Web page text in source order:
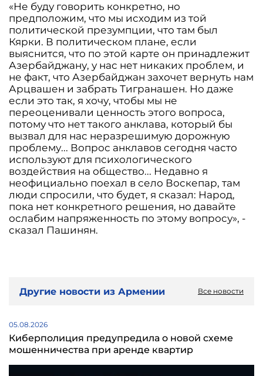
«Не буду говорить конкретно, но
предположим, что мы исходим из той
политической презумпции, что там был
Кярки. В политическом плане, если
выяснится, что по этой карте он принадлежит
Азербайджану, у нас нет никаких проблем, и
не факт, что Азербайджан захочет вернуть нам
Арцвашен и забрать Тигранашен. Но даже
если это так, я хочу, чтобы мы не
переоценивали ценность этого вопроса,
потому что нет такого анклава, который бы
вызвал для нас неразрешимую дорожную
проблему... Вопрос анклавов сегодня часто
используют для психологического
воздействия на общество... Недавно я
неофициально поехал в село Воскепар, там
люди спросили, что будет, я сказал: Народ,
пока нет конкретного решения, но давайте
ослабим напряженность по этому вопросу», -
сказал Пашинян.
Другие новости из Армении Все новости
05.08.2026
Киберполиция предупредила о новой схеме
мошенничества при аренде квартир